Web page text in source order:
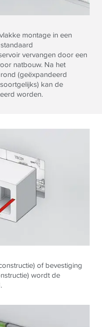
montage in een
vervangen door een
natbouw. Na het
(geëxpandeerd
kan de
worden.
of bevestiging
wordt de